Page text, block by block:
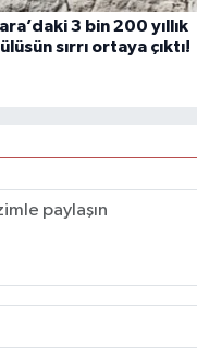
3 bin 200 yıllık
sırrı ortaya çıktı!